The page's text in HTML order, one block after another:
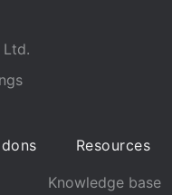
Resources
Knowledge base